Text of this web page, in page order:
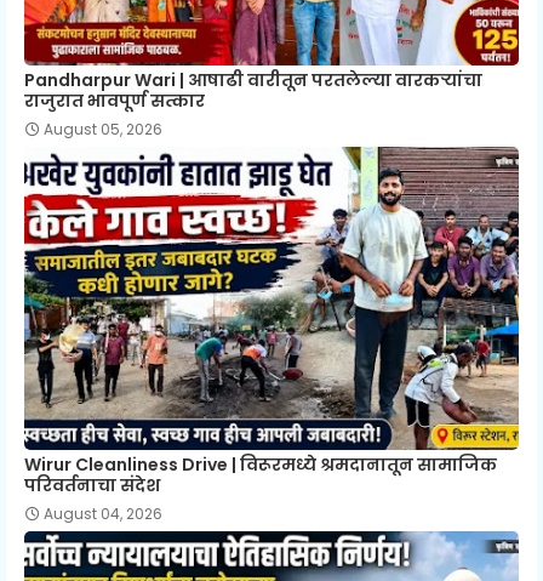
Pandharpur Wari | आषाढी वारीतून परतलेल्या वारकऱ्यांचा
राजुरात भावपूर्ण सत्कार
August 05, 2026
Wirur Cleanliness Drive | विरूरमध्ये श्रमदानातून सामाजिक
परिवर्तनाचा संदेश
August 04, 2026